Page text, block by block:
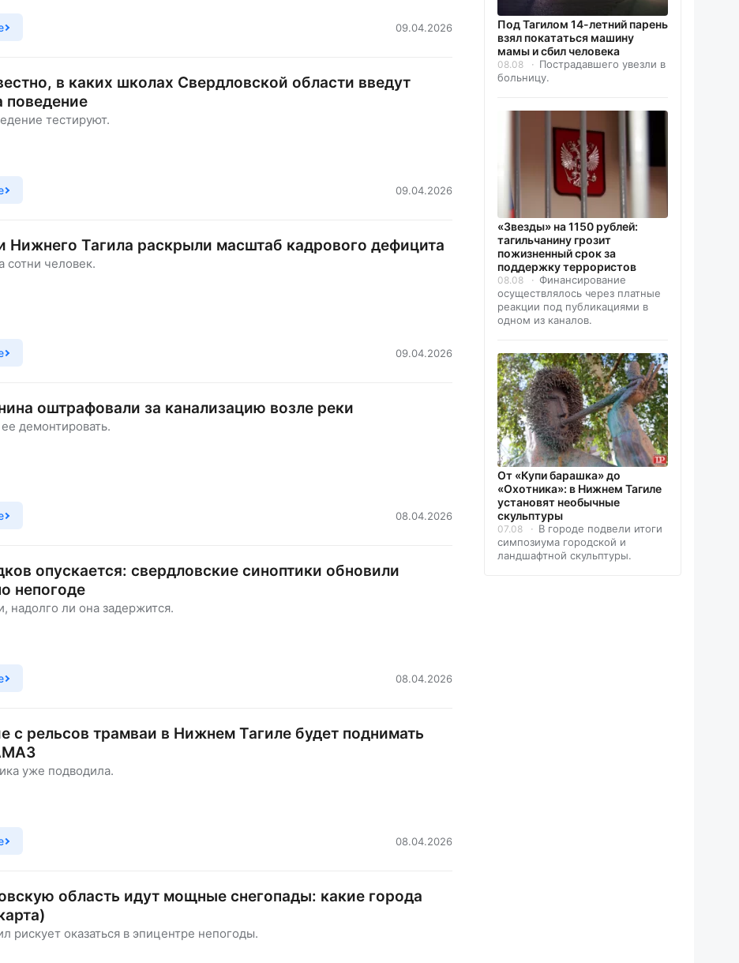
09.04.2026
в каких школах Свердловской области введут
поведение
тестируют.
09.04.2026
Нижнего Тагила раскрыли масштаб кадрового дефицита
сотни человек.
09.04.2026
оштрафовали за канализацию возле реки
демонтировать.
08.04.2026
опускается: свердловские синоптики обновили
непогоде
надолго ли она задержится.
08.04.2026
с рельсов трамваи в Нижнем Тагиле будет поднимать
уже подводила.
08.04.2026
область идут мощные снегопады: какие города
рискует оказаться в эпицентре непогоды.
Под Тагилом 14-летний парень
взял покататься машину
мамы и сбил человека
08.08
Пострадавшего увезли в
больницу.
«Звезды» на 1150 рублей:
тагильчанину грозит
пожизненный срок за
поддержку террористов
08.08
Финансирование
осуществлялось через платные
реакции под публикациями в
одном из каналов.
От «Купи барашка» до
«Охотника»: в Нижнем Тагиле
установят необычные
скульптуры
07.08
В городе подвели итоги
симпозиума городской и
ландшафтной скульптуры.